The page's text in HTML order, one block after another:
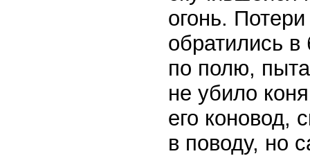
огонь.
обратились в
по полю,
не убило
его коновод,
в поводу, но